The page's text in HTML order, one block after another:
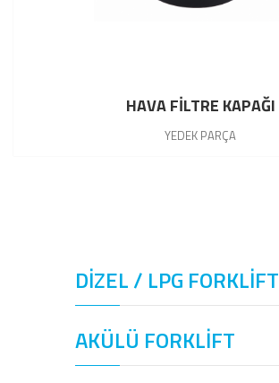
HAVA FİLTRE KAPAĞI
YEDEK PARÇA
DİZEL / LPG FORKLİFT
AKÜLÜ FORKLİFT